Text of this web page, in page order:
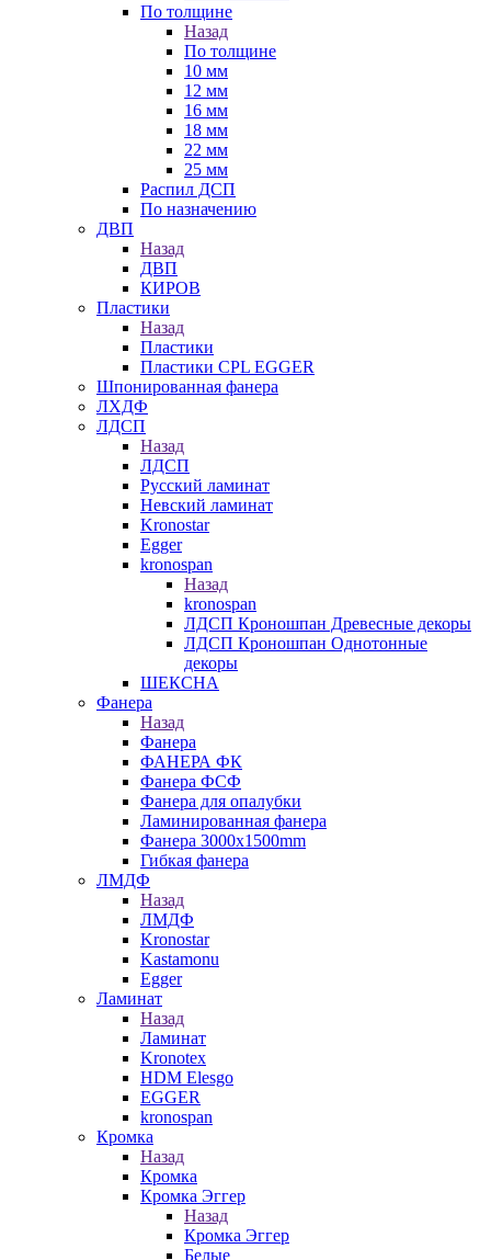
По толщине
Назад
По толщине
10 мм
12 мм
16 мм
18 мм
22 мм
25 мм
Распил ДСП
По назначению
ДВП
Назад
ДВП
КИРОВ
Пластики
Назад
Пластики
Пластики CPL EGGER
Шпонированная фанера
ЛХДФ
ЛДСП
Назад
ЛДСП
Русский ламинат
Невский ламинат
Kronostar
Egger
kronospan
Назад
kronospan
ЛДСП Кроношпан Древесные декоры
ЛДСП Кроношпан Однотонные
декоры
ШЕКСНА
Фанера
Назад
Фанера
ФАНЕРА ФК
Фанера ФСФ
Фанера для опалубки
Ламинированная фанера
Фанера 3000х1500mm
Гибкая фанера
ЛМДФ
Назад
ЛМДФ
Kronostar
Kastamonu
Egger
Ламинат
Назад
Ламинат
Kronotex
HDM Elesgo
EGGER
kronospan
Кромка
Назад
Кромка
Кромка Эггер
Назад
Кромка Эггер
Белые